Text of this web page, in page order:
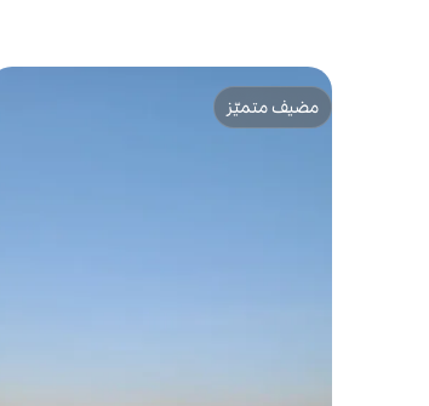
مضيف متميّز
مضيف متميّز